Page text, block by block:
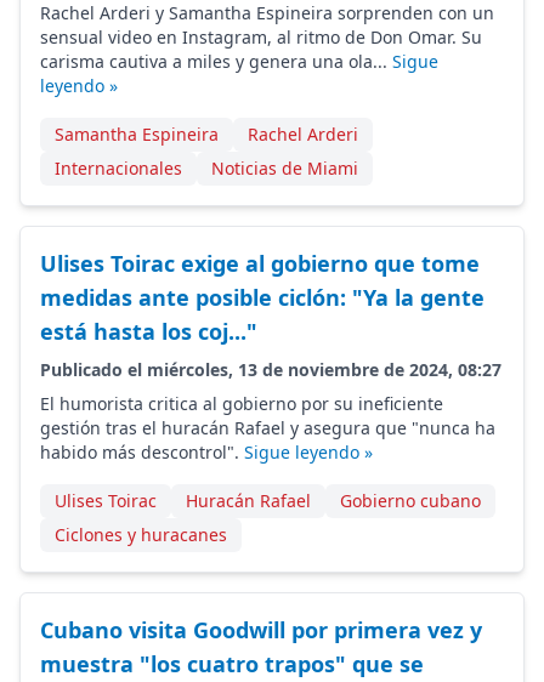
Rachel Arderi y Samantha Espineira sorprenden con un
sensual video en Instagram, al ritmo de Don Omar. Su
carisma cautiva a miles y genera una ola... Sigue
leyendo »
Samantha Espineira
Rachel Arderi
Internacionales
Noticias de Miami
Ulises Toirac exige al gobierno que tome
medidas ante posible ciclón: "Ya la gente
está hasta los coj..."
Publicado el miércoles, 13 de noviembre de 2024, 08:27
El humorista critica al gobierno por su ineficiente
gestión tras el huracán Rafael y asegura que "nunca ha
habido más descontrol". Sigue leyendo »
Ulises Toirac Huracán Rafael
Gobierno cubano
Ciclones y huracanes
Cubano visita Goodwill por primera vez y
muestra "los cuatro trapos" que se